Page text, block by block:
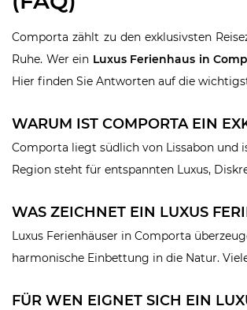
Comporta zählt zu den exklusivsten
Ruhe. Wer ein Luxus Ferienhaus in
Hier finden Sie Antworten auf die
WARUM IST COMPORTA EIN
Comporta liegt südlich von Lissabon und
Region steht für entspannten Luxus,
WAS ZEICHNET EIN LUXUS
Luxus Ferienhäuser in Comporta
harmonische Einbettung in die Natur.
FÜR WEN EIGNET SICH EIN